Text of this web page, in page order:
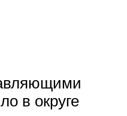
в округе